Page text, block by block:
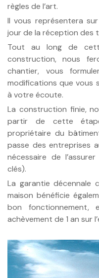
règles de l’art.
Il vous représentera
jour de la réception des
Tout au long de
construction, nous
chantier, vous
modifications que vous
à votre écoute.
La construction finie,
partir de cette
propriétaire du
passe des entreprises
nécessaire de
clés).
La garantie décennale
maison bénéficie
bon fonctionnement,
achèvement de 1 an sur